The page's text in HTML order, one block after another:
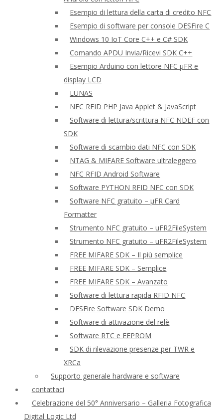
Esempio di lettura della carta di credito NFC
Esempio di software per console DESFire C
Windows 10 IoT Core C++ e C# SDK
Comando APDU Invia/Ricevi SDK C++
Esempio Arduino con lettore NFC μFR e
display LCD
LUNAS
NFC RFID PHP Java Applet & JavaScript
Software di lettura/scrittura NFC NDEF con
SDK
Software di scambio dati NFC con SDK
NTAG & MIFARE Software ultraleggero
NFC RFID Android Software
Software PYTHON RFID NFC con SDK
Software NFC gratuito – μFR Card
Formatter
Strumento NFC gratuito – uFR2FileSystem
Strumento NFC gratuito – uFR2FileSystem
FREE MIFARE SDK – Il più semplice
FREE MIFARE SDK – Semplice
FREE MIFARE SDK – Avanzato
Software di lettura rapida RFID NFC
DESFire Software SDK Demo
Software di attivazione del relè
Software RTC e EEPROM
SDK di rilevazione presenze per TWR e
XRCa
Supporto generale hardware e software
contattaci
Celebrazione del 50° Anniversario – Galleria Fotografica
Digital Logic Ltd